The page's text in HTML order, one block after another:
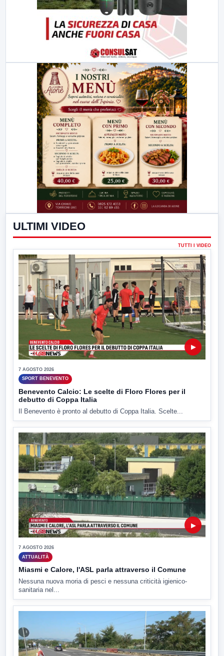
ULTIMI VIDEO
TUTTI I VIDEO
▶
7 AGOSTO 2026
SPORT BENEVENTO
Benevento Calcio: Le scelte di Floro Flores per il
debutto di Coppa Italia
Il Benevento è pronto al debutto di Coppa Italia. Scelte...
▶
7 AGOSTO 2026
ATTUALITÀ
Miasmi e Calore, l'ASL parla attraverso il Comune
Nessuna nuova moria di pesci e nessuna criticità igienico-
sanitaria nel...